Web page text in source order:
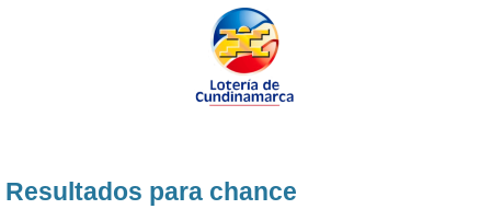
Resultados para chance